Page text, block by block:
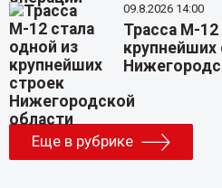
09.8.2026 14:00
Трасса М-12
крупнейших
Еще в рубрике